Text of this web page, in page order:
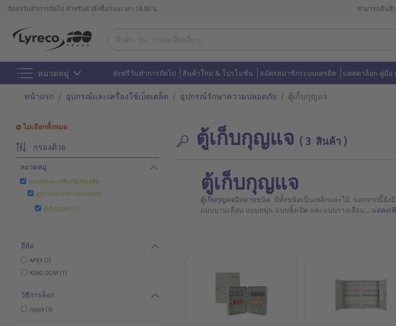
จัดส่งวันทำการถัดไป สำหรับคำสั่งซื้อก่อนเวลา 18.00 น. สามารถคืนสิ
หมวดหมู่ ส่งฟรีวันทำการถัดไป สินค้าใหม่ & โปรโมชั่น สมัครสมาชิกระบบเครดิต แคตตาล็อก คู่มือ
หน้าแรก อุปกรณ์และเครื่องใช้เบ็ดเตล็ด อุปกรณ์รักษาความปลอดภัย ตู้เก็บกุญแจ
ไม่เลือกทั้งหมด
กรองด้วย
หมวดหมู่
อุปกรณ์และเครื่องใช้เบ็ดเตล็ด
อุปกรณ์รักษาความปลอดภัย
ตู้เก็บกุญแจ (3)
ยี่ห้อ
APEX (2)
KING DOM (1)
วิธีการล็อก
กุญแจ (3)
ตู้เก็บกุญแจ ( 3 สินค้า )
ตู้เก็บกุญแจ
ตู้เก็บกุญแจมีหลายชนิด มีทั้งชนิดเป็นเหล็กและไม้ นอกจากนี้ยั
แบบบานเลื่อน แบบหมุน แบบหิ้งเปิด และแบบรางเลื่อน… แสดงเ